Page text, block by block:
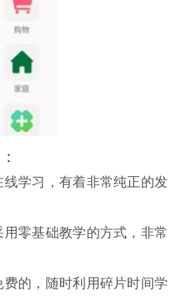
学习，有着非常纯正的发
零基础教学的方式，非常
的，随时利用碎片时间学